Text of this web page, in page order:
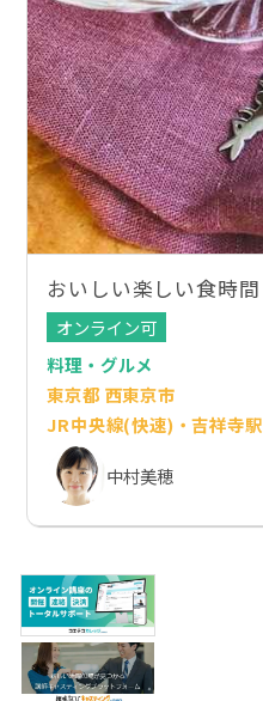
おいしい楽しい食時間
オンライン可
料理・グルメ
東京都 西東京市
JR中央線(快速)・吉祥寺駅
中村美穂